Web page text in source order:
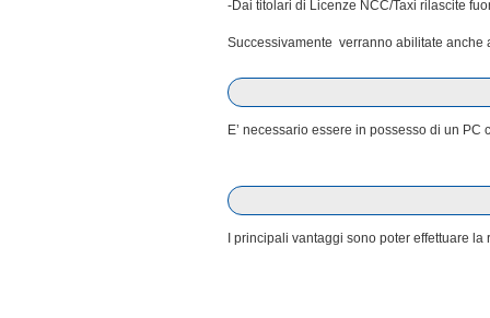
-Dai titolari di Licenze NCC/Taxi rilascite
Successivamente verranno abilitate anche
E’ necessario essere in possesso di un
I principali vantaggi sono poter effettuare